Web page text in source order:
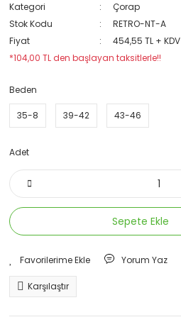
Kategori
Çorap
Stok Kodu
RETRO-NT-A
Fiyat
454,55 TL + KDV
*104,00 TL den başlayan taksitlerle!!
Beden
35-8 39-42 43-46
Adet
Sepete Ekle
Yorum Yaz
Karşılaştır